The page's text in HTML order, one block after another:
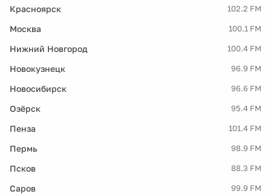
Красноярск 102.2 FM
Москва 100.1 FM
Нижний Новгород 100.4 FM
Новокузнецк 96.9 FM
Новосибирск 96.6 FM
Озёрск 95.4 FM
Пенза 101.4 FM
Пермь 98.9 FM
Псков 88.3 FM
Саров 99.9 FM